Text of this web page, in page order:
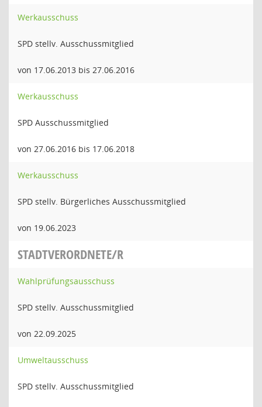
Werkausschuss
SPD stellv. Ausschussmitglied
von 17.06.2013 bis 27.06.2016
Werkausschuss
SPD Ausschussmitglied
von 27.06.2016 bis 17.06.2018
Werkausschuss
SPD stellv. Bürgerliches Ausschussmitglied
von 19.06.2023
STADTVERORDNETE/R
Wahlprüfungsausschuss
SPD stellv. Ausschussmitglied
von 22.09.2025
Umweltausschuss
SPD stellv. Ausschussmitglied